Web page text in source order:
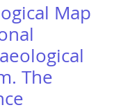
Map
The